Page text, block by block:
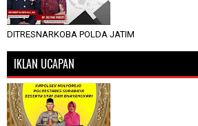
DITRESNARKOBA POLDA JATIM
IKLAN UCAPAN